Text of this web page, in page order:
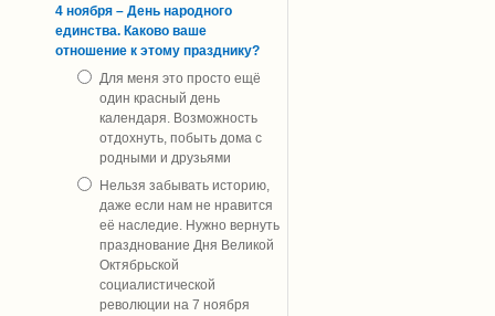
4 ноября – День народного
единства. Каково ваше
отношение к этому празднику?
Для меня это просто ещё
один красный день
календаря. Возможность
отдохнуть, побыть дома с
родными и друзьями
Нельзя забывать историю,
даже если нам не нравится
её наследие. Нужно вернуть
празднование Дня Великой
Октябрьской
социалистической
революции на 7 ноября